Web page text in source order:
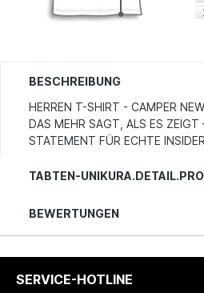
BESCHREIBUNG
HERREN T-SHIRT - CAMPER
DAS MEHR SAGT, ALS ES ZEIGT
STATEMENT FÜR ECHTE
TABTEN-
BEWERTUNGEN
SERVICE-HOTLINE